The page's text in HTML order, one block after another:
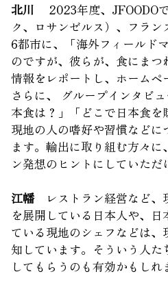
北川 2023年度、JFOODO
ク、ロサンゼルス）、フラ
6都市に、「海外フィールド
のですが、彼らが、食にまつ
情報をレポートし、ホームペ
さらに、 グループインタビ
本食は？」「どこで日本食を
現地の人の嗜好や習慣など
ます。輸出に取り組む方々に
ン発想のヒントにしていただ
江幡レストラン経営など、
を展開している日本人や、
ている現地のシェフなどは
知しています。そういう人
してもらうのも有効かもしれ